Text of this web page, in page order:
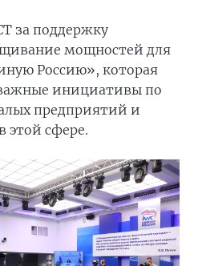
за поддержку
мощностей для
Россию», которая
инициативы по
предприятий и
этой сфере.